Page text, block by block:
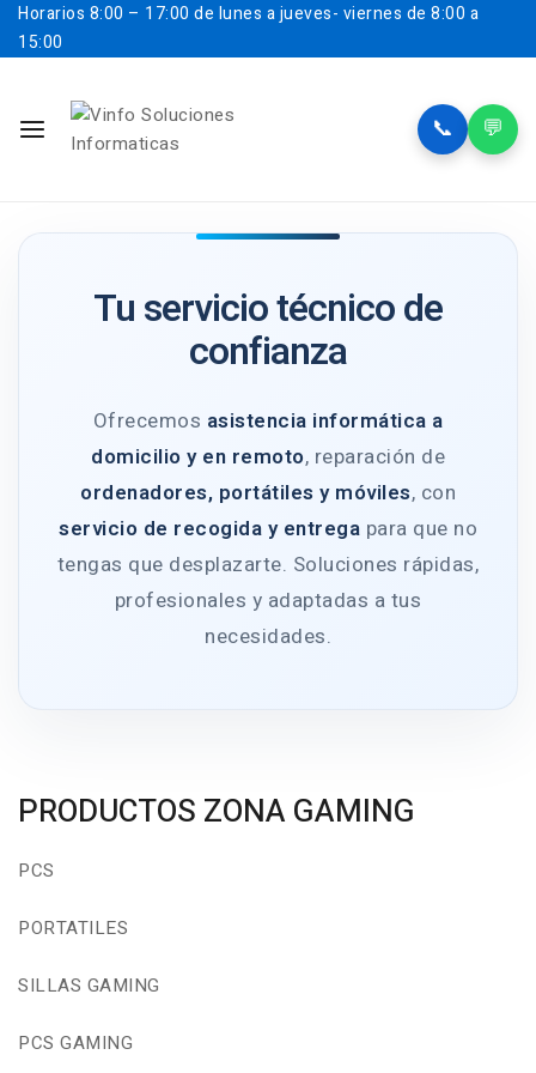
Horarios 8:00 – 17:00 de lunes a jueves- viernes de 8:00 a
15:00
📞 💬
Tu servicio técnico de
confianza
Ofrecemos asistencia informática a
domicilio y en remoto, reparación de
ordenadores, portátiles y móviles, con
servicio de recogida y entrega para que no
tengas que desplazarte. Soluciones rápidas,
profesionales y adaptadas a tus
necesidades.
PRODUCTOS ZONA GAMING
PCS
PORTATILES
SILLAS GAMING
PCS GAMING